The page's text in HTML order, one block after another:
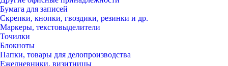
Бумага для записей
Скрепки, кнопки, гвоздики, резинки и др.
Маркеры, текстовыделители
Точилки
Блокноты
Папки, товары для делопроизводства
Ежедневники, визитницы